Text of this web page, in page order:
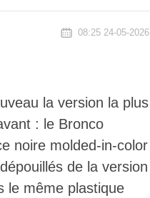
08:25 24-05-2026
la version la plus
: le Bronco
noire molded-in-color
de la version
le même plastique